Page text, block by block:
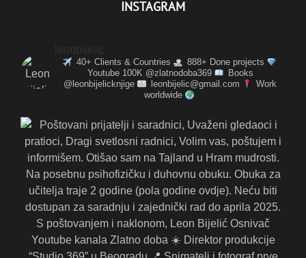
INSTAGRAM
40+ Clients & Countries
888+ Done projects
Youtube 100K @zlatnodoba369
Books
@leonbijelicknjige
leonbijelic@gmail.com
Work
worldwide